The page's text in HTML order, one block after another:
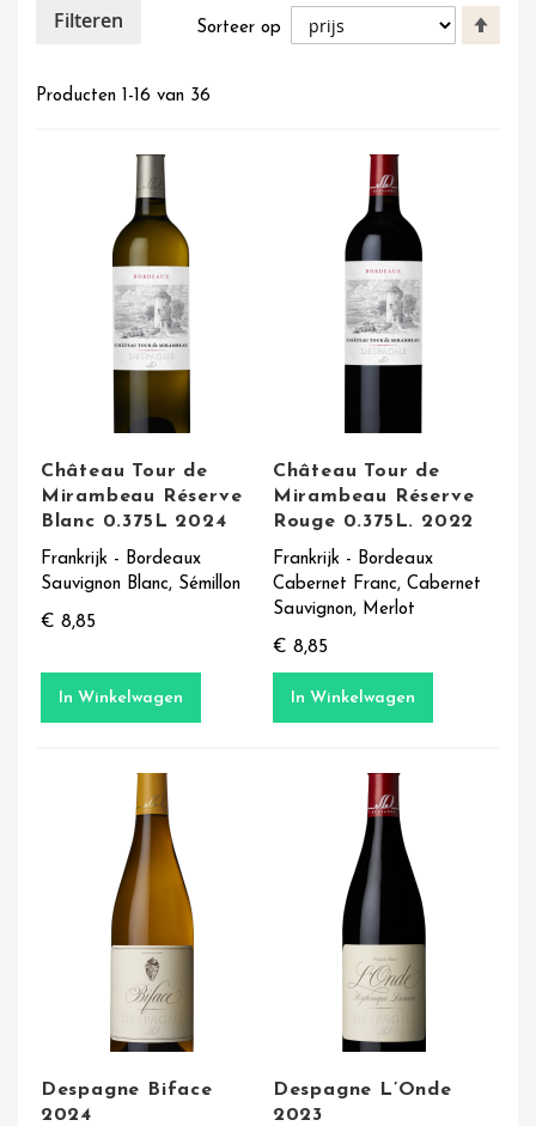
Producten 1-16 van 36
Sorteer op
hoog
Château Tour de
Mirambeau Réserve
Blanc 0.375L 2024
Frankrijk - Bordeaux
Sauvignon Blanc, Sémillon
€ 8,85
In Winkelwagen
Château Tour de
Mirambeau Réserve
Rouge 0.375L. 2022
Frankrijk - Bordeaux
Cabernet Franc, Cabernet
Sauvignon, Merlot
€ 8,85
In Winkelwagen
Despagne Biface
2024
Despagne L’Onde
2023
Filteren